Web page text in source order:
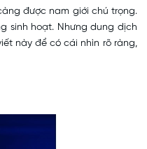
được nam giới chú trọng.
sinh hoạt. Nhưng dung dịch
này để có cái nhìn rõ ràng,